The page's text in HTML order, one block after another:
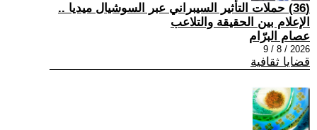
(36) حملات التأثير السيبراني عبر السوشيال ميديا ..
الإعلام بين الحقيقة والتلاعب
عصام البرّام
2026 / 8 / 9
قضايا ثقافية